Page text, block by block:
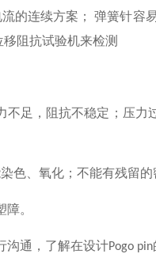
的连续方案 ； 弹簧针容
阻抗试验机来检测
不足，阻抗不稳定；压
色、氧化；不能有残留的
。
沟通，了解在设计Pogo pin